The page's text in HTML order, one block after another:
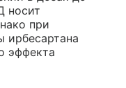
носит
при
ирбесартана
эффекта